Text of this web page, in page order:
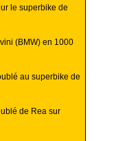
le superbike de
(BMW) en 1000
au superbike de
de Rea sur